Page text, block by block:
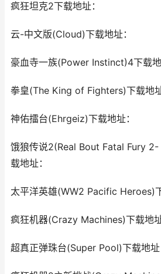
疯狂坦克2下载地址：
云-中文版(Cloud)下载地址：
豪血寺一族(Power Instinct)4下载地
拳皇(The King of Fighters)下载地址
神佑擂台(Ehrgeiz)下载地址：
饿狼传说2(Real Bout Fatal Fury
载地址：
太平洋英雄(WW2 Pacific Heroes)
疯狂机器(Crazy Machines)下载地址
超真正弹珠台(Super Pool)下载地址